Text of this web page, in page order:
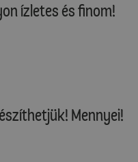
ízletes és finom!
Mennyei!